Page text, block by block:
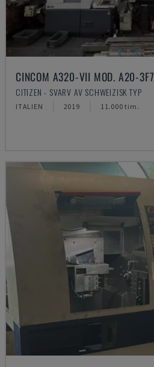
CINCOM A320-VII MOD. A20-3F7
CITIZEN - SVARV AV SCHWEIZISK TYP
ITALIEN 2019 11.000 tim.